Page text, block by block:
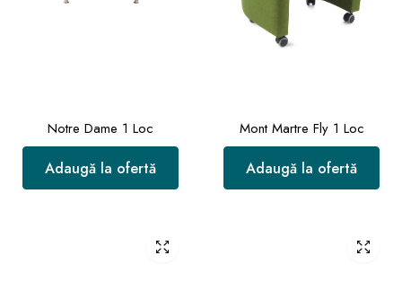
Notre Dame 1 Loc
Adaugă la ofertă
Mont Martre Fly 1 Loc
Adaugă la ofertă